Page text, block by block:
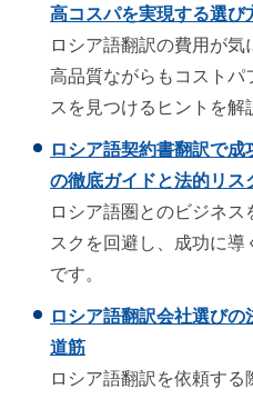
高コスパを実現する選び
ロシア語翻訳の費用が気
高品質ながらもコストパ
スを見つけるヒントを解
ロシア語契約書翻訳で
の徹底ガイドと法的リス
ロシア語圏とのビジネス
スクを回避し、成功に導
です。
ロシア語翻訳会社選び
道筋
ロシア語翻訳を依頼す